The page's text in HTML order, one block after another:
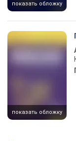
показать обложку
показать обложку